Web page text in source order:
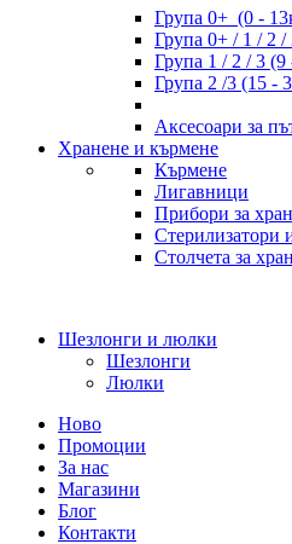
Група 0+ (0 -
Група 0+ / 1 / 2 /
Група 1 / 2 / 3 (9
Група 2 /3 (15 -
Аксесоари за
Хранене и кърмене
Кърмене
Лигавници
Прибори за
Стерилизатори
Столчета за
Шезлонги и люлки
Шезлонги
Люлки
Ново
Промоции
За нас
Магазини
Блог
Контакти